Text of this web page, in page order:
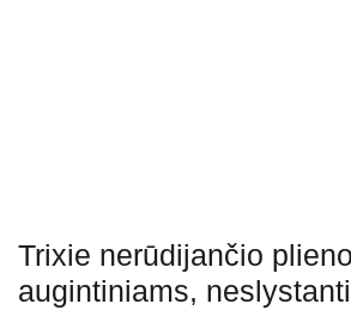
Trixie nerūdijančio
augintiniams,